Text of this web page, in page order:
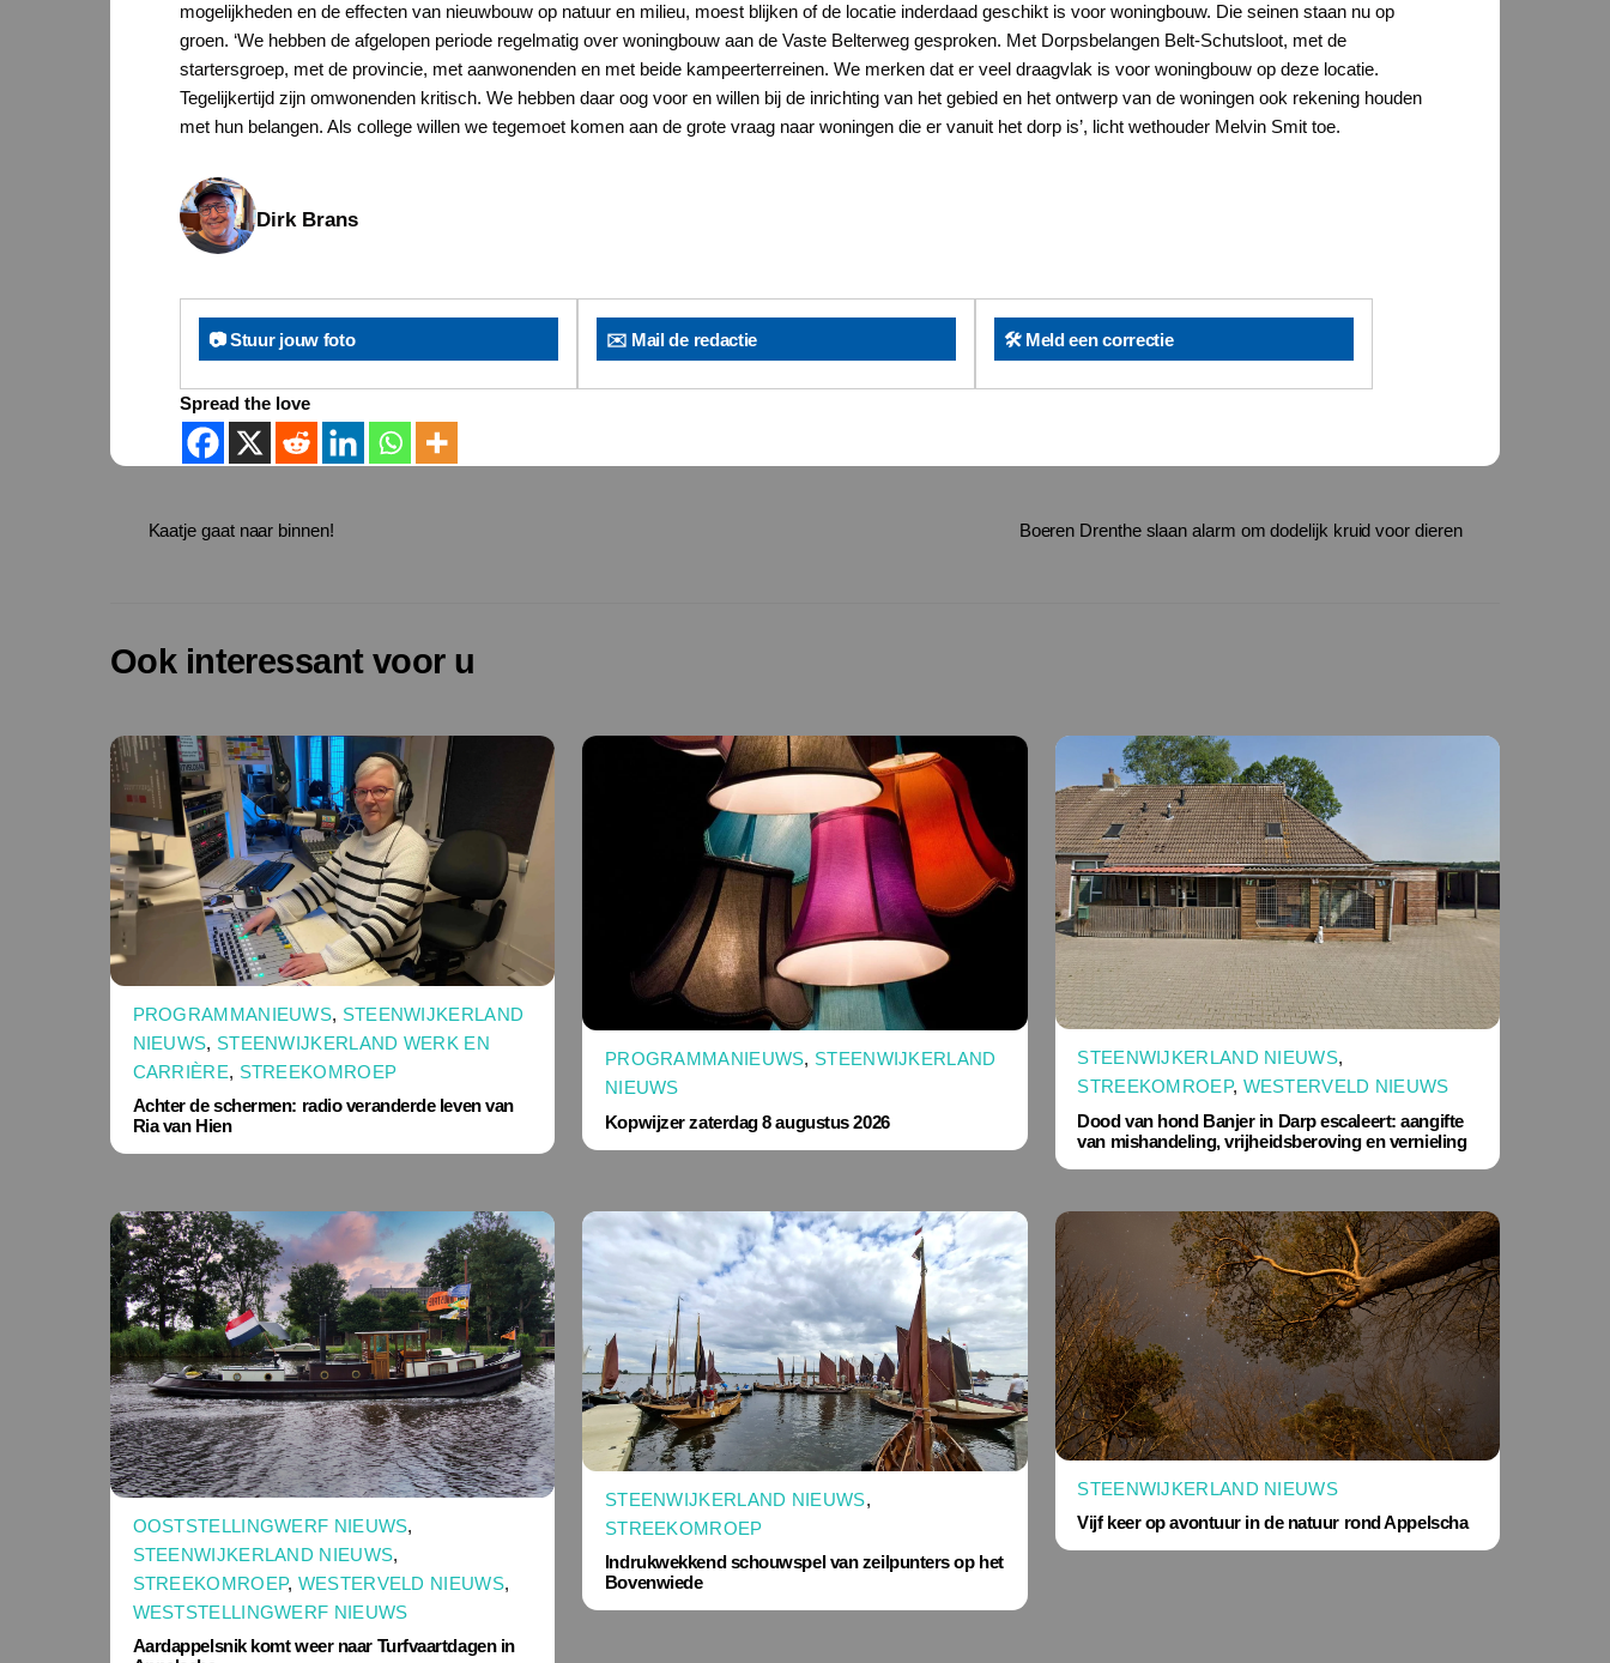
mogelijkheden en de effecten van nieuwbouw op natuur en milieu, moest blijken of de locatie inderdaad geschikt is voor woningbouw. Die seinen staan nu op
groen. ‘We hebben de afgelopen periode regelmatig over woningbouw aan de Vaste Belterweg gesproken. Met Dorpsbelangen Belt-Schutsloot, met de
startersgroep, met de provincie, met aanwonenden en met beide kampeerterreinen. We merken dat er veel draagvlak is voor woningbouw op deze locatie.
Tegelijkertijd zijn omwonenden kritisch. We hebben daar oog voor en willen bij de inrichting van het gebied en het ontwerp van de woningen ook rekening houden
met hun belangen. Als college willen we tegemoet komen aan de grote vraag naar woningen die er vanuit het dorp is’, licht wethouder Melvin Smit toe.
Dirk Brans
📷 Stuur jouw foto ✉️ Mail de redactie 🛠️ Meld een correctie
Spread the love
Kaatje gaat naar binnen! Boeren Drenthe slaan alarm om dodelijk kruid voor dieren
Ook interessant voor u
PROGRAMMANIEUWS, STEENWIJKERLAND
NIEUWS, STEENWIJKERLAND WERK EN
CARRIÈRE, STREEKOMROEP
Achter de schermen: radio veranderde leven van
Ria van Hien
PROGRAMMANIEUWS, STEENWIJKERLAND
NIEUWS
Kopwijzer zaterdag 8 augustus 2026
STEENWIJKERLAND NIEUWS,
STREEKOMROEP, WESTERVELD NIEUWS
Dood van hond Banjer in Darp escaleert: aangifte
van mishandeling, vrijheidsberoving en vernieling
OOSTSTELLINGWERF NIEUWS,
STEENWIJKERLAND NIEUWS,
STREEKOMROEP, WESTERVELD NIEUWS,
WESTSTELLINGWERF NIEUWS
Aardappelsnik komt weer naar Turfvaartdagen in
STEENWIJKERLAND NIEUWS,
STREEKOMROEP
Indrukwekkend schouwspel van zeilpunters op het
Bovenwiede
STEENWIJKERLAND NIEUWS
Vijf keer op avontuur in de natuur rond Appelscha